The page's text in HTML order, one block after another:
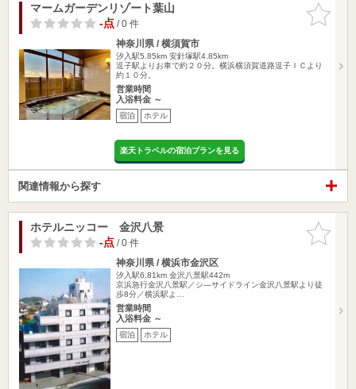
お気に入
りに追加
マームガーデンリゾート葉山
-点/ 0 件
神奈川県 / 横須賀市
汐入駅5.85km 安針塚駅4.85km
逗子駅よりお車で約２０分。横浜横須賀道路逗子ＩＣより
約１０分。
営業時間
入浴料金 ～
宿泊 ホテル
楽天トラベルの宿泊プランを見る
関連情報から探す
お気に入
りに追加
ホテルニッコー 金沢八景
-点/ 0 件
神奈川県 / 横浜市金沢区
汐入駅6.81km 金沢八景駅442m
京浜急行金沢八景駅／シ―サイドライン金沢八景駅より徒
歩8分／横浜駅よ…
営業時間
入浴料金 ～
宿泊 ホテル